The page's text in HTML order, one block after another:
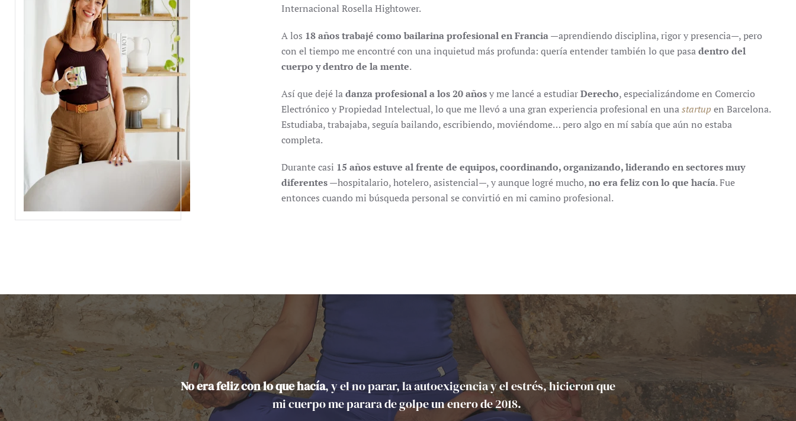
Internacional Rosella Hightower.
A los 18 años trabajé como bailarina profesional en Francia—aprendiendo disciplina, rigor y presencia—, pero
con el tiempo me encontré con una inquietud más profunda: quería entender también lo que pasadentro del
cuerpo y dentro de la mente.
Así que dejé ladanza profesional a los 20 añosy me lancé a estudiarDerecho, especializándome en Comercio
Electrónico y Propiedad Intelectual, lo que me llevó a una gran experiencia profesional en unastartup en Barcelona.
Estudiaba, trabajaba, seguía bailando, escribiendo, moviéndome… pero algo en mí sabía que aún no estaba
completa.
Durante casi 15 años estuve al frente de equipos, coordinando, organizando, liderando en sectores muy
diferentes—hospitalario, hotelero, asistencial—, y aunque logré mucho,no era feliz con lo que hacía. Fue
entonces cuando mi búsqueda personal se convirtió en mi camino profesional.
No era feliz con lo que hacía, y el no parar, la autoexigencia y el estrés, hicieron que
mi cuerpo me parara de golpe un enero de 2018.